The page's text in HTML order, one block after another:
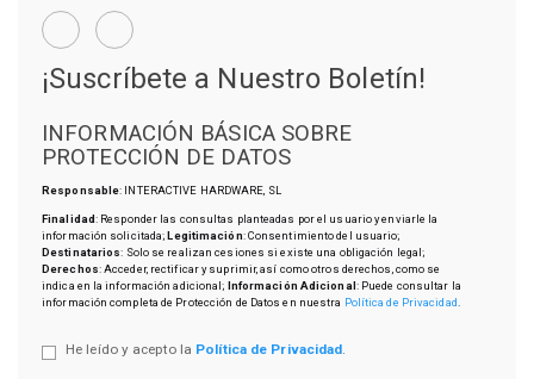
¡Suscríbete a Nuestro Boletín!
INFORMACIÓN BÁSICA SOBRE
PROTECCIÓN DE DATOS
Responsable: INTERACTIVE HARDWARE, SL
Finalidad: Responder las consultas planteadas por el usuario y enviarle la
información solicitada;Legitimación: Consentimiento del usuario;
Destinatarios: Solo se realizan cesiones si existe una obligación legal;
Derechos: Acceder, rectificar y suprimir, así como otros derechos, como se
indica en la información adicional; Información Adicional: Puede consultar la
información completa de Protección de Datos en nuestra Política de Privacidad
He leído y acepto la Política de Privacidad.